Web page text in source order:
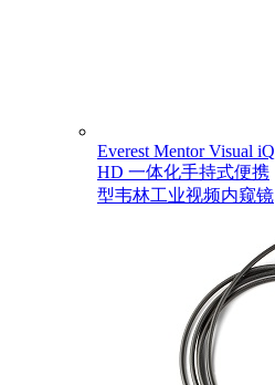
Everest Mentor Visual iQ
HD 一体化手持式便携
型韦林工业视频内窥镜